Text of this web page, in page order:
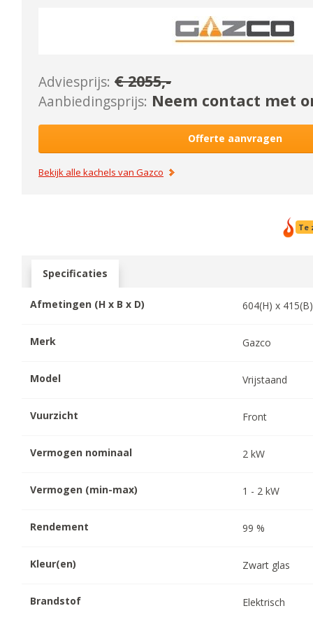
Adviesprijs: €2055,-
Aanbiedingsprijs: Neem contact met
Offerte aanvragen
Bekijk alle kachels vanGazco
Te
Specificaties
Afmetingen (H x B x D) 604(H) x 415
Merk Gazco
Model Vrijstaand
Vuurzicht Front
Vermogen nominaal 2 kW
Vermogen (min-max) 1 - 2 kW
Rendement 99 %
Kleur(en) Zwart glas
Brandstof Elektrisch